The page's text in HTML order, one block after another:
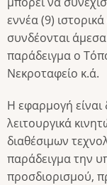
εννέα (9)
συνδέονται
παράδειγμα ο
Νεκροταφείο κ.ά.
Η εφαρμογή είναι
λειτουργικά
διαθέσιμων
παράδειγμα την
προσδιορισμού,